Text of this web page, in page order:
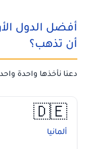
أفضل الدول
أن تذهب؟
دعنا نأخذها واحدة
🇩🇪
ألمانيا